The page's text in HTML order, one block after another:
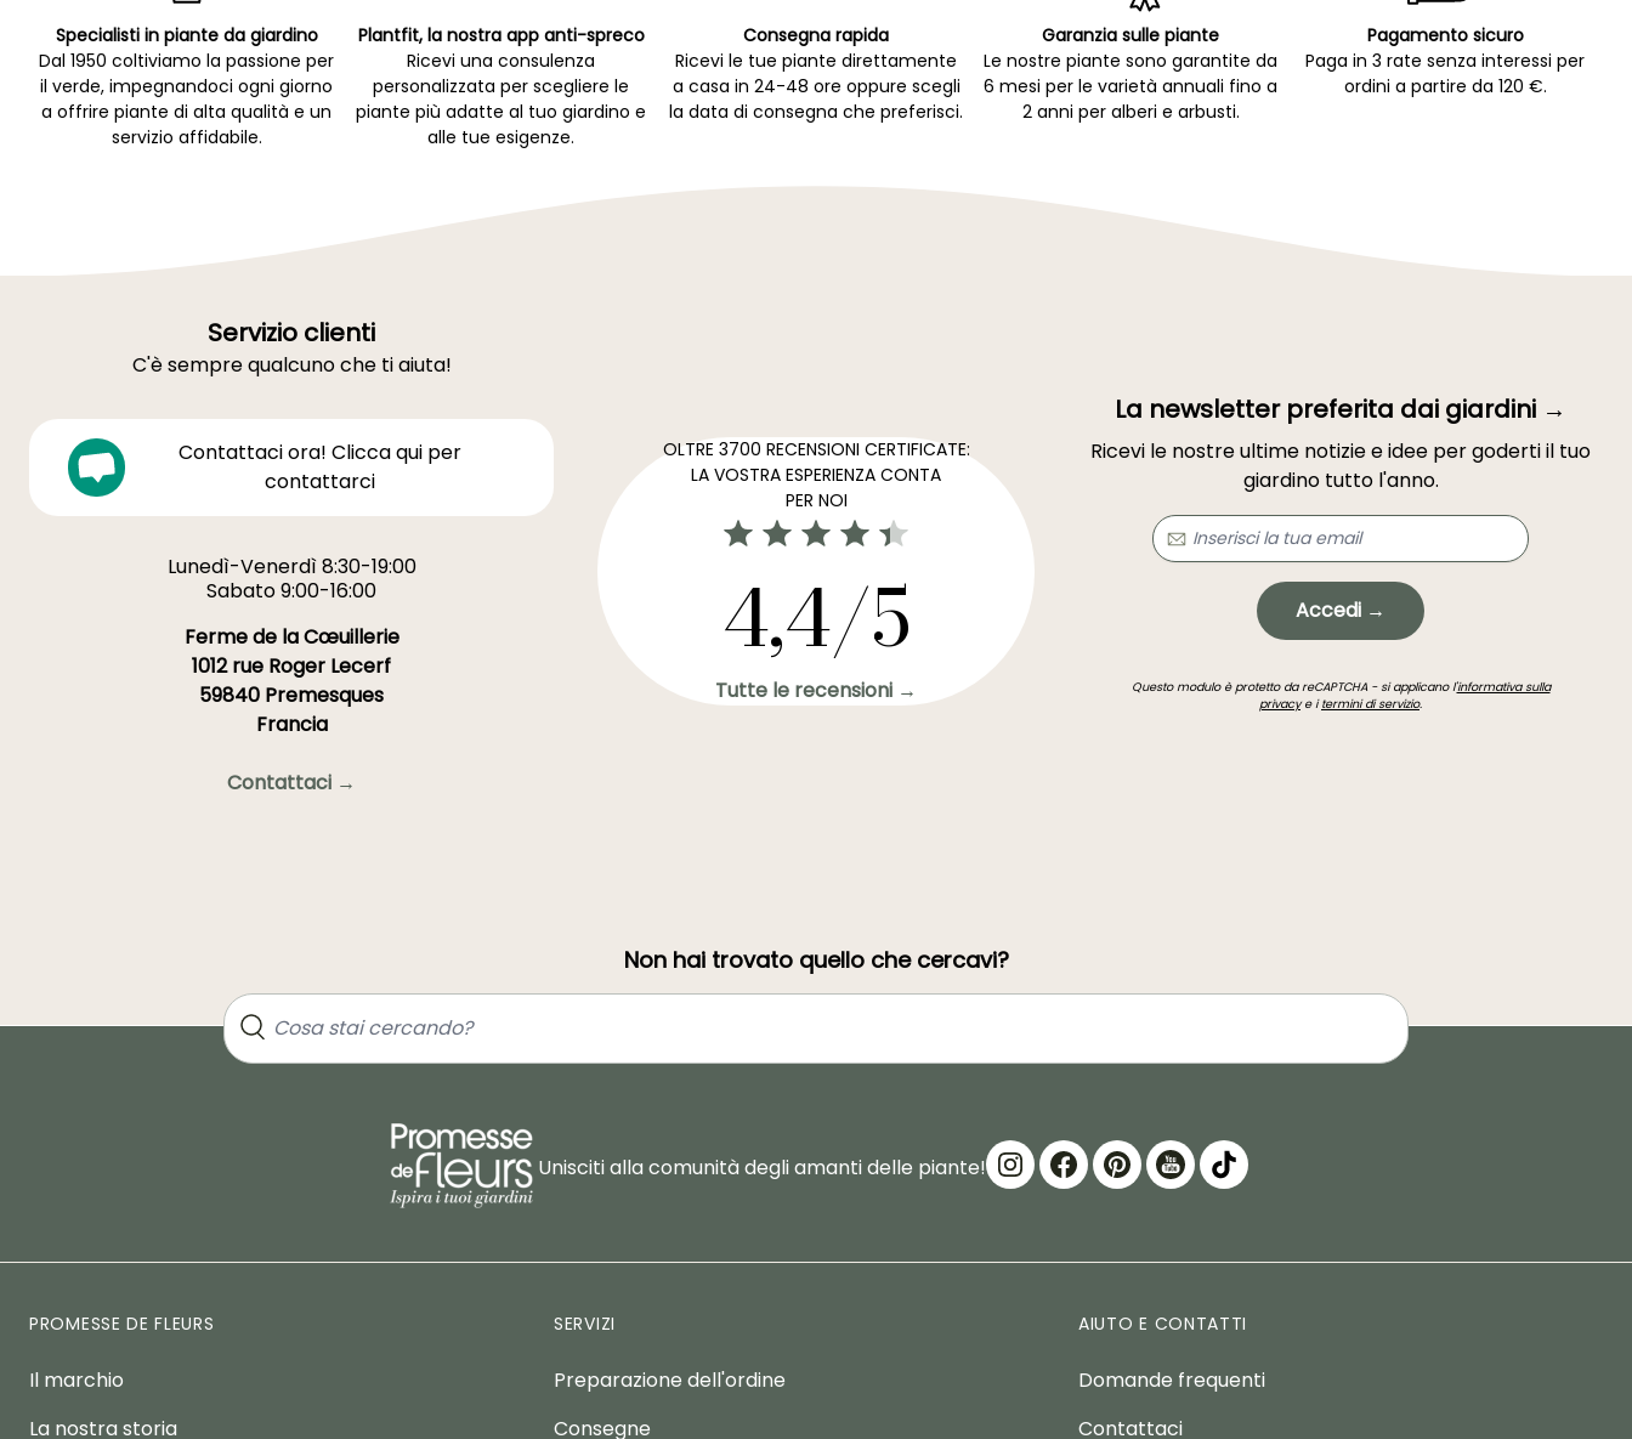
Specialisti in piante da giardino
Dal 1950 coltiviamo la passione per
il verde, impegnandoci ogni giorno
a offrire piante di alta qualità e un
servizio affidabile.
Plantfit, la nostra app anti-spreco
Ricevi una consulenza
personalizzata per scegliere le
piante più adatte al tuo giardino e
alle tue esigenze.
Consegna rapida
Ricevi le tue piante direttamente
a casa in 24-48 ore oppure scegli
la data di consegna che preferisci.
Garanzia sulle piante
Le nostre piante sono garantite da
6 mesi per le varietà annuali fino a
2 anni per alberi e arbusti.
Pagamento sicuro
Paga in 3 rate senza interessi per
ordini a partire da 120 €.
Servizio clienti
C'è sempre qualcuno che ti aiuta!
Contattaci ora! Clicca qui per
contattarci
Lunedì-Venerdì 8:30-19:00
Sabato 9:00-16:00
Ferme de la Cœuillerie
1012 rue Roger Lecerf
59840 Premesques
Francia
Contattaci →
OLTRE 3700 RECENSIONI CERTIFICATE:
LA VOSTRA ESPERIENZA CONTA
PER NOI
4,4/5
Tutte le recensioni →
La newsletter preferita dai giardini →
Ricevi le nostre ultime notizie e idee per goderti il tuo
giardino tutto l'anno.
Accedi →
Questo modulo è protetto da reCAPTCHA - si applicano l'informativa sulla
privacye itermini di servizio.
Non hai trovato quello che cercavi?
Unisciti alla comunità degli amanti delle piante!
PROMESSE DE FLEURS
Il marchio
La nostra storia
SERVIZI
Preparazione dell'ordine
Consegne
AIUTO E CONTATTI
Domande frequenti
Contattaci